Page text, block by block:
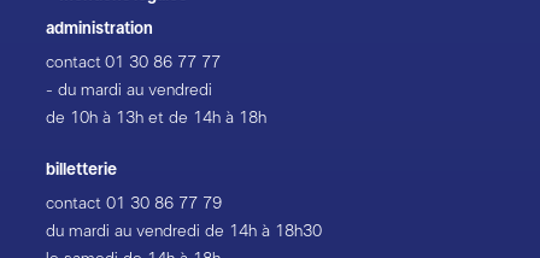
administration
contact01 30 86 77 77
- du mardi au vendredi
de 10h à 13h et de 14h à 18h
billetterie
contact01 30 86 77 79
du mardi au vendredi de 14h à 18h30